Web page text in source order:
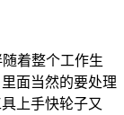
着整个工作生
面当然的要处理
上手快轮子又